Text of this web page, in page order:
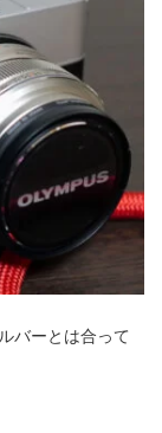
バーとは合って